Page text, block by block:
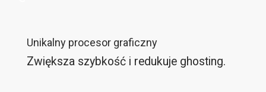
Unikalny procesor graficzny
Zwiększa szybkość i redukuje ghosting.